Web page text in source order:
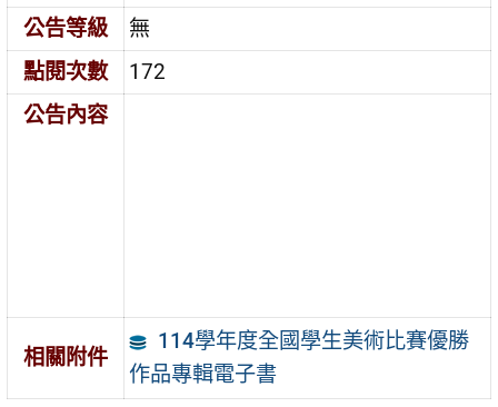
公告等級
無
點閱次數
172
公告內容
相關附件
114學年度全國學生美術比賽優勝
作品專輯電子書